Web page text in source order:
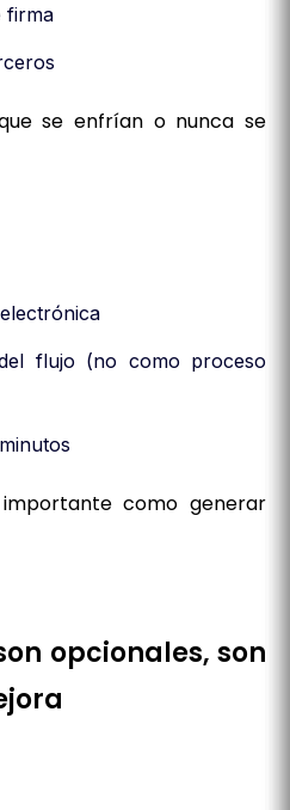
firma
se enfrían o nunca se
flujo (no como proceso
como generar
opcionales, son